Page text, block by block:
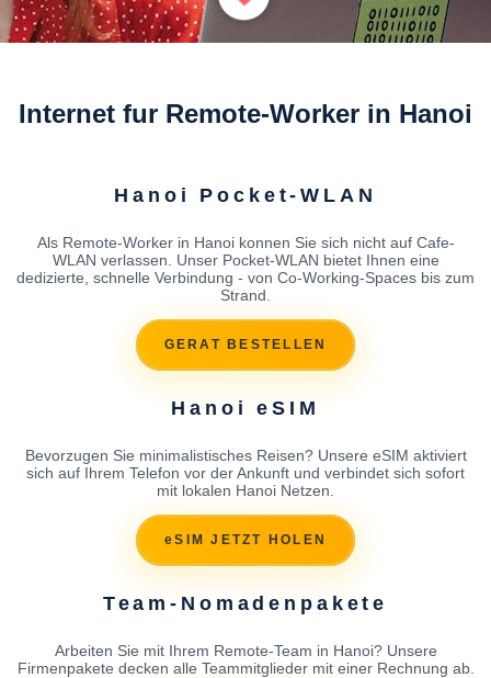
Internet fur Remote-Worker in Hanoi
Hanoi Pocket-WLAN
Als Remote-Worker in Hanoi konnen Sie sich nicht auf Cafe-
WLAN verlassen. Unser Pocket-WLAN bietet Ihnen eine
dedizierte, schnelle Verbindung - von Co-Working-Spaces bis zum
Strand.
GERAT BESTELLEN
Hanoi eSIM
Bevorzugen Sie minimalistisches Reisen? Unsere eSIM aktiviert
sich auf Ihrem Telefon vor der Ankunft und verbindet sich sofort
mit lokalen Hanoi Netzen.
eSIM JETZT HOLEN
Team-Nomadenpakete
Arbeiten Sie mit Ihrem Remote-Team in Hanoi? Unsere
Firmenpakete decken alle Teammitglieder mit einer Rechnung ab.